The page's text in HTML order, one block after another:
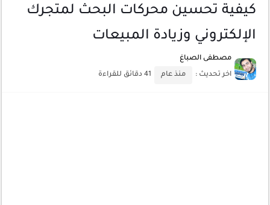
كيفية تحسين محركات البحث لمتجرك
الإلكتروني وزيادة المبيعات
مصطفى الصباغ
اخر تحديث : منذ عام 41 دقائق للقراءة